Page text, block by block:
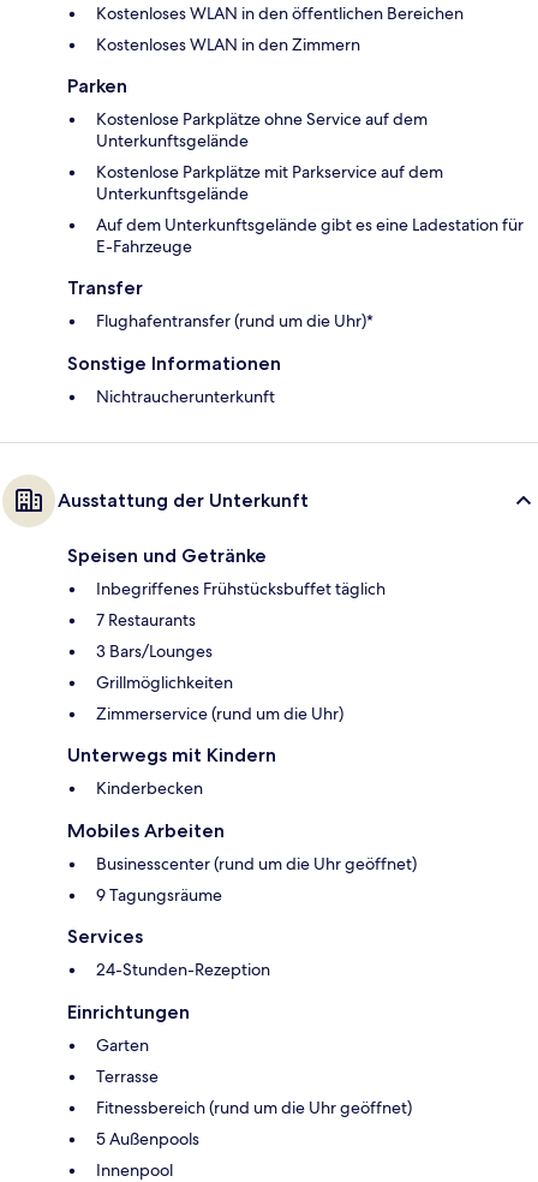
Kostenloses WLAN in den öffentlichen Bereichen
Kostenloses WLAN in den Zimmern
Parken
Kostenlose Parkplätze ohne Service auf dem
Unterkunftsgelände
Kostenlose Parkplätze mit Parkservice auf dem
Unterkunftsgelände
Auf dem Unterkunftsgelände gibt es eine Ladestation für
E-Fahrzeuge
Transfer
Flughafentransfer (rund um die Uhr)*
Sonstige Informationen
Nichtraucherunterkunft
Ausstattung der Unterkunft
Speisen und Getränke
Inbegriffenes Frühstücksbuffet täglich
7 Restaurants
3 Bars/Lounges
Grillmöglichkeiten
Zimmerservice (rund um die Uhr)
Unterwegs mit Kindern
Kinderbecken
Mobiles Arbeiten
Businesscenter (rund um die Uhr geöffnet)
9 Tagungsräume
Services
24-Stunden-Rezeption
Einrichtungen
Garten
Terrasse
Fitnessbereich (rund um die Uhr geöffnet)
5 Außenpools
Innenpool